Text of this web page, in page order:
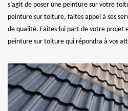
s’agit de poser une peinture sur votre
peinture sur toiture, faites appel à ses
de qualité. Faites-lui part de votre projet
peinture sur toiture qui répondra à vos